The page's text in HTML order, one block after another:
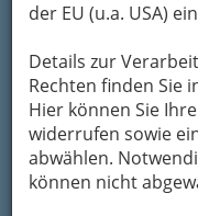
der EU (u.a. USA)
Details zur
Rechten finden Sie
Hier können Sie
widerrufen sowie
abwählen.
können nicht
Nach englischem
ersten
Monat vor der